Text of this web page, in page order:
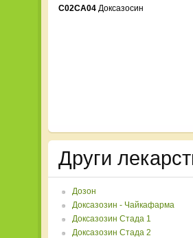
C02CA04 Доксазосин
Други
Дозон
Доксазозин - Чайкафарма
Доксазозин Стада 1
Доксазозин Стада 2